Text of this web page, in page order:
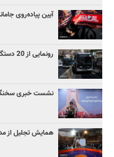
آیین پیاده‌روی
رونمایی از 20 دستگاه اتوبوس جدید دیزلی
نشست خبری
همایش تجلیل از